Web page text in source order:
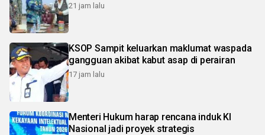
21 jam lalu
KSOP Sampit keluarkan maklumat waspada
gangguan akibat kabut asap di perairan
17 jam lalu
Menteri Hukum harap rencana induk KI
Nasional jadi proyek strategis